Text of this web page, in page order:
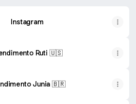
Instagram
Ruti 🇺🇸
Junia 🇧🇷